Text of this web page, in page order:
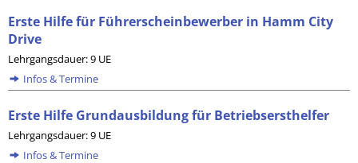
Erste Hilfe für Führerscheinbewerber in Hamm City
Drive
Lehrgangsdauer: 9 UE
Infos & Termine
Erste Hilfe Grundausbildung für Betriebsersthelfer
Lehrgangsdauer: 9 UE
Infos & Termine